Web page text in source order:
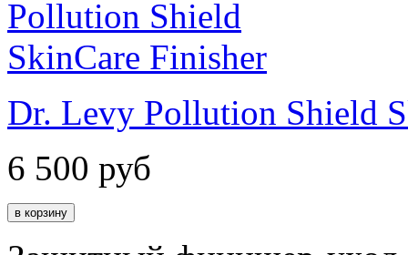
Dr. Levy Pollution Shield
6 500 руб